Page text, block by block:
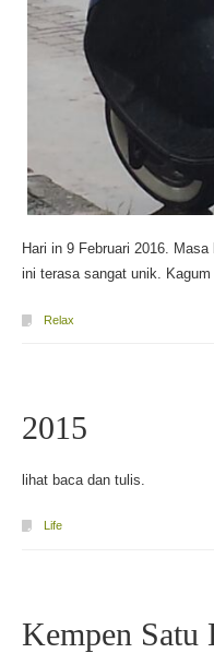
Hari in 9 Februari 2016.
ini terasa sangat unik.
Relax
2015
lihat baca dan tulis.
Life
Kempen Satu